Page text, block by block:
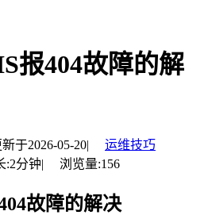
报404故障的解
新于2026-05-20|
运维技巧
:2分钟| 浏览量:156
故障的解决